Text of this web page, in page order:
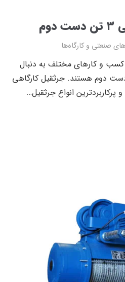
صنعتی و کارگاه‌ها
و کار‌های مختلف به دنبال
سقفی ۳ تن دست دوم هستند. جرثقیل کارگاهی